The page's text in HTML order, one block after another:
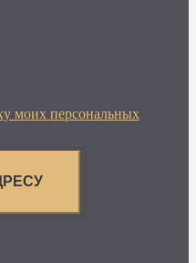
моих персональных